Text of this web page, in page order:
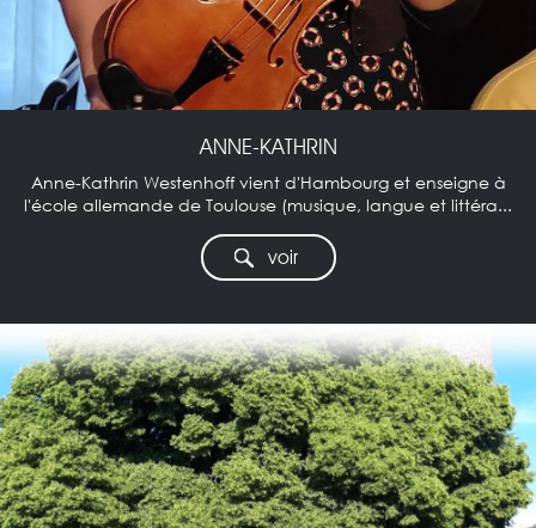
ANNE-KATHRIN
Anne-Kathrin Westenhoff vient d'Hambourg et enseigne à
l'école allemande de Toulouse (musique, langue et littéra...
voir